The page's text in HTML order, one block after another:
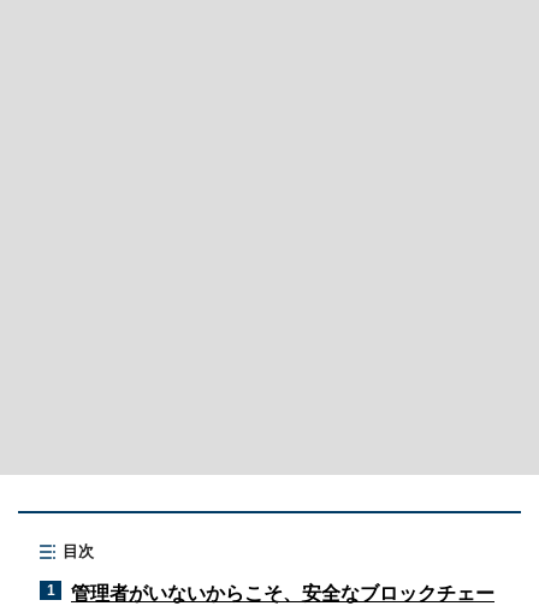
目次
1
管理者がいないからこそ、安全なブロックチェー